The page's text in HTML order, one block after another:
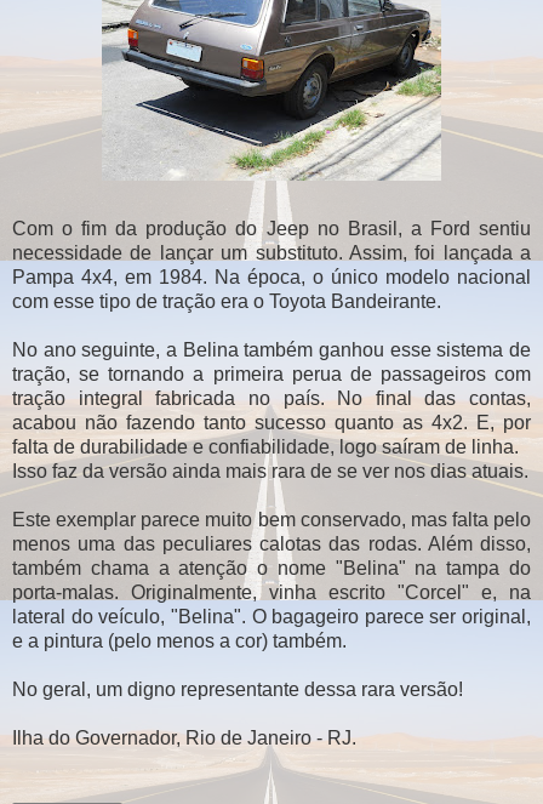
Com o fim da produção do Jeep no Brasil, a Ford sentiu
necessidade de lançar um substituto. Assim, foi lançada a
Pampa 4x4, em 1984. Na época, o único modelo nacional
com esse tipo de tração era o Toyota Bandeirante.
No ano seguinte, a Belina também ganhou esse sistema de
tração, se tornando a primeira perua de passageiros com
tração integral fabricada no país. No final das contas,
acabou não fazendo tanto sucesso quanto as 4x2. E, por
falta de durabilidade e confiabilidade, logo saíram de linha.
Isso faz da versão ainda mais rara de se ver nos dias atuais.
Este exemplar parece muito bem conservado, mas falta pelo
menos uma das peculiares calotas das rodas. Além disso,
também chama a atenção o nome "Belina" na tampa do
porta-malas. Originalmente, vinha escrito "Corcel" e, na
lateral do veículo, "Belina". O bagageiro parece ser original,
e a pintura (pelo menos a cor) também.
No geral, um digno representante dessa rara versão!
Ilha do Governador, Rio de Janeiro - RJ.